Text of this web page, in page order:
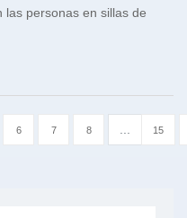
las personas en sillas de
6 7 8 15